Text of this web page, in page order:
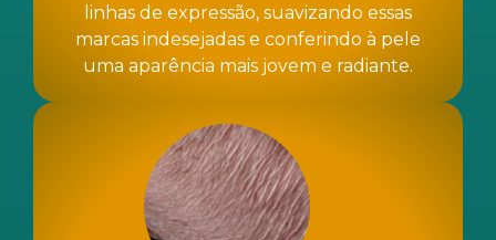
linhas de expressão, suavizando essas
marcas indesejadas e conferindo à pele
uma aparência mais jovem e radiante.